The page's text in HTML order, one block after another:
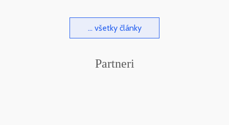
... všetky články
Partneri